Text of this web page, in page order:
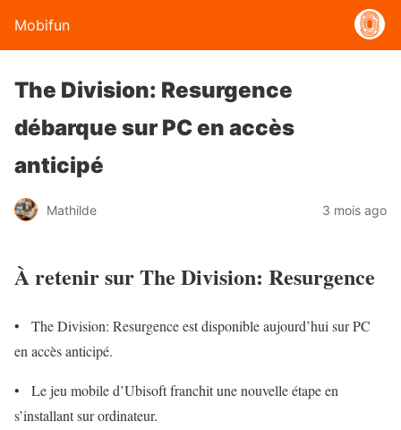
Mobifun
The Division: Resurgence
débarque sur PC en accès
anticipé
Mathilde 3 mois ago
À retenir sur The Division: Resurgence
• The Division: Resurgence est disponible aujourd’hui sur PC
en accès anticipé.
• Le jeu mobile d’Ubisoft franchit une nouvelle étape en
s’installant sur ordinateur.